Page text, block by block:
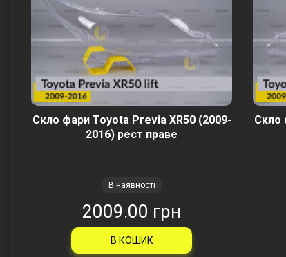
Скло фари Toyota Previa XR50 (2009-
2016) рест праве
В наявності
2009.00 грн
В КОШИК
Скло